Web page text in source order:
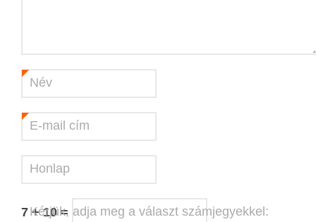
Név
E-mail cím
Honlap
Kérjük, adja meg a választ számjegyekkel:
7 + 10 =